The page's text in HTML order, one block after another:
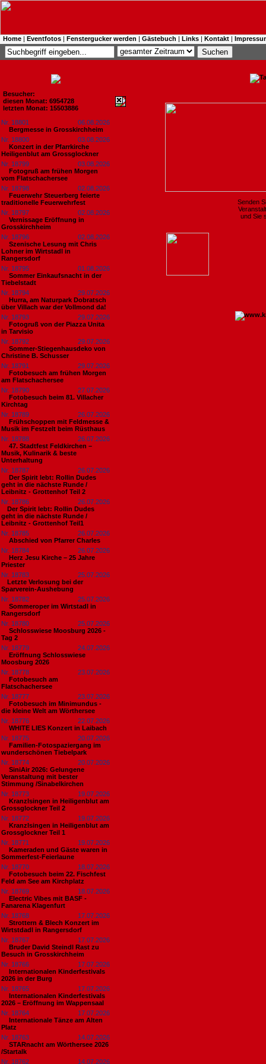
Home | Eventfotos | Fenstergucker werden | Gästebuch | Links | Kontakt |
Besucher:
diesen Monat: 6954728
letzten Monat: 15503886
Nr. 18801
06.08.2026
Bergmesse in Grosskirchheim
Nr. 18800
03.08.2026
Konzert in der Pfarrkirche
Heiligenblut am Grossglockner
Nr. 18799
03.08.2026
Fotogruß am frühen Morgen
vom Flatschachersee
Nr. 18798
02.08.2026
Feuerwehr Steuerberg feierte
traditionelle Feuerwehrfest
Nr. 18797
02.08.2026
Vernissage Eröffnung in
Grosskirchheim
Nr. 18796
02.08.2026
Szenische Lesung mit Chris
Lohner im Wirtstadl in
Rangersdorf
Nr. 18795
01.08.2026
Sommer Einkaufsnacht in der
Tiebelstadt
Nr. 18794
29.07.2026
Hurra, am Naturpark Dobratsch
über Villach war der Vollmond da!
Nr. 18793
29.07.2026
Fotogruß von der Piazza Unita
in Tarvisio
Nr. 18792
29.07.2026
Sommer-Stiegenhausdeko von
Christine B. Schusser
Nr. 18791
29.07.2026
Fotobesuch am frühen Morgen
am Flatschachersee
Nr. 18790
27.07.2026
Fotobesuch beim 81. Villacher
Kirchtag
Nr. 18789
26.07.2026
Frühschoppen mit Feldmesse &
Musik im Festzelt beim Rüsthaus
Nr. 18788
26.07.2026
47. Stadtfest Feldkirchen –
Musik, Kulinarik & beste
Unterhaltung
Nr. 18787
26.07.2026
Der Spirit lebt: Rollin Dudes
geht in die nächste Runde /
Leibnitz - Grottenhof Teil 2
Nr. 18786
26.07.2026
​Der Spirit lebt: Rollin Dudes
geht in die nächste Runde /
Leibnitz - Grottenhof Teil1
Nr. 18785
26.07.2026
Abschied von Pfarrer Charles
Nr. 18784
26.07.2026
Herz Jesu Kirche – 25 Jahre
Priester
Nr. 18783
25.07.2026
​Letzte Verlosung bei der
Sparverein-Aushebung
Nr. 18782
25.07.2026
Sommeroper im Wirtstadl in
Rangersdorf
Nr. 18780
25.07.2026
Schlosswiese Moosburg 2026 -
Tag 2
Nr. 18779
24.07.2026
Eröffnung Schlosswiese
Moosburg 2026
Nr. 18778
23.07.2026
Fotobesuch am
Flatschachersee
Nr. 18777
23.07.2026
Fotobesuch im Minimundus -
die kleine Welt am Wörthersee
Nr. 18776
22.07.2026
WHITE LIES Konzert in Laibach
Nr. 18775
20.07.2026
Familien-Fotospaziergang im
wunderschönen Tiebelpark
Nr. 18774
20.07.2026
SiniAir 2026: Gelungene
Veranstaltung mit bester
Stimmung /Sinabelkirchen
Nr. 18773
19.07.2026
Kranzlsingen in Heiligenblut am
Grossglockner Teil 2
Nr. 18772
19.07.2026
Kranzlsingen in Heiligenblut am
Grossglockner Teil 1
Nr. 18771
19.07.2026
Kameraden und Gäste waren in
Sommerfest-Feierlaune
Nr. 18770
18.07.2026
Fotobesuch beim 22. Fischfest
Feld am See am Kirchplatz
Nr. 18769
18.07.2026
Electric Vibes mit BASF -
Fanarena Klagenfurt
Nr. 18768
17.07.2026
Strottern & Blech Konzert im
Wirtstdadl in Rangersdorf
Nr. 18767
17.07.2026
Bruder David Steindl Rast zu
Besuch in Grosskirchheim
Nr. 18766
17.07.2026
Internationalen Kinderfestivals
2026 in der Burg
Nr. 18765
17.07.2026
Internationalen Kinderfestivals
2026 – Eröffnung im Wappensaal
Nr. 18764
17.07.2026
Internationale Tänze am Alten
Platz
Nr. 18763
14.07.2026
STARnacht am Wörthersee 2026
/Startalk
Nr. 18762
14.07.2026
Senden
und Sie